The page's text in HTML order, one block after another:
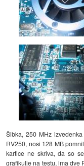
Šibka, 250 MHz
RV250, nosi 128 MB
kartice ne skriva, da so
grafikulje na testu, ima dve